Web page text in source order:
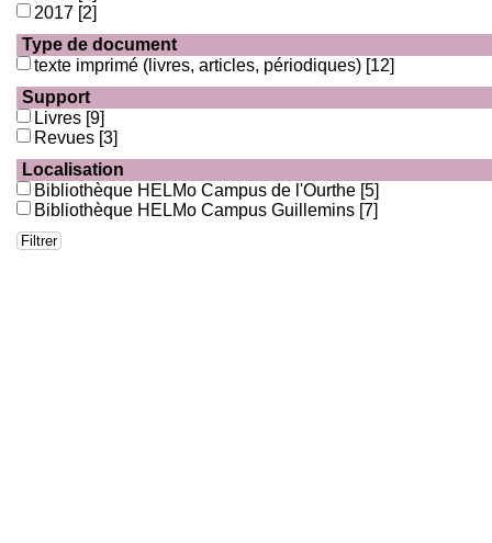
2017 [2]
Type de document
texte imprimé (livres, articles, périodiques) [12]
Support
Livres [9]
Revues [3]
Localisation
Bibliothèque HELMo Campus de l'Ourthe [5]
Bibliothèque HELMo Campus Guillemins [7]